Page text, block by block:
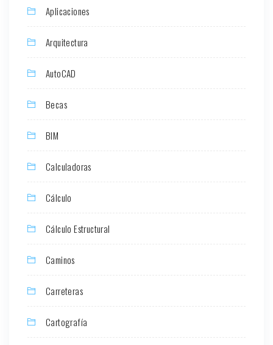
Aplicaciones
Arquitectura
AutoCAD
Becas
BIM
Calculadoras
Cálculo
Cálculo Estructural
Caminos
Carreteras
Cartografía